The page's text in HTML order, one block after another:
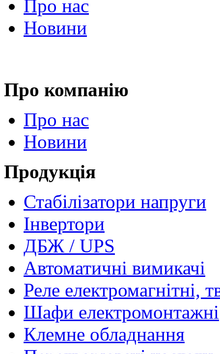
Про нас
Новини
Про компанію
Про нас
Новини
Продукція
Стабілізатори напруги
Інвертори
ДБЖ / UPS
Автоматичні вимикачі
Реле електромагнітні,
Шафи електромонтажні
Клемне обладнання